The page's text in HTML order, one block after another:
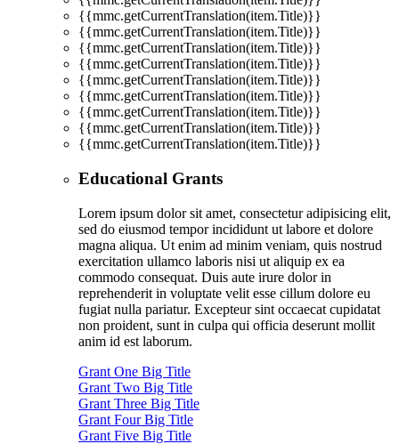
{{mmc.getCurrentTranslation(item.Title)}}
{{mmc.getCurrentTranslation(item.Title)}}
{{mmc.getCurrentTranslation(item.Title)}}
{{mmc.getCurrentTranslation(item.Title)}}
{{mmc.getCurrentTranslation(item.Title)}}
{{mmc.getCurrentTranslation(item.Title)}}
{{mmc.getCurrentTranslation(item.Title)}}
{{mmc.getCurrentTranslation(item.Title)}}
{{mmc.getCurrentTranslation(item.Title)}}
Educational Grants
Lorem ipsum dolor sit amet, consectetur adipisicing elit,
sed do eiusmod tempor incididunt ut labore et dolore
magna aliqua. Ut enim ad minim veniam, quis nostrud
exercitation ullamco laboris nisi ut aliquip ex ea
commodo consequat. Duis aute irure dolor in
reprehenderit in voluptate velit esse cillum dolore eu
fugiat nulla pariatur. Excepteur sint occaecat cupidatat
non proident, sunt in culpa qui officia deserunt mollit
anim id est laborum.
Grant One Big Title
Grant Two Big Title
Grant Three Big Title
Grant Four Big Title
Grant Five Big Title